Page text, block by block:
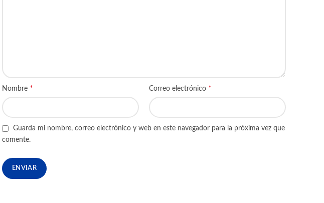
Nombre * Correo electrónico *
Guarda mi nombre, correo electrónico y web en este navegador para la próxima vez que
comente.